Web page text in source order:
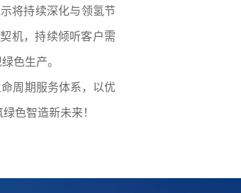
将持续深化与领氢节
机，持续倾听客户需
色生产。
周期服务体系，以优
色智造新未来！